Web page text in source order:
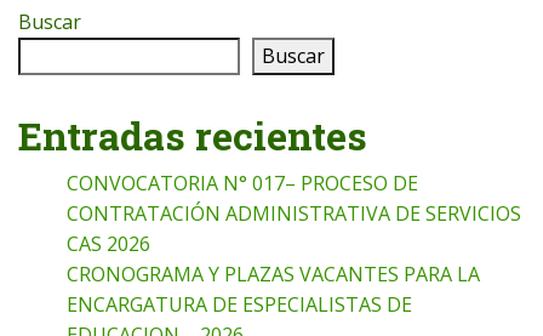
Buscar
Buscar
Entradas recientes
CONVOCATORIA N° 017– PROCESO DE
CONTRATACIÓN ADMINISTRATIVA DE SERVICIOS
CAS 2026
CRONOGRAMA Y PLAZAS VACANTES PARA LA
ENCARGATURA DE ESPECIALISTAS DE